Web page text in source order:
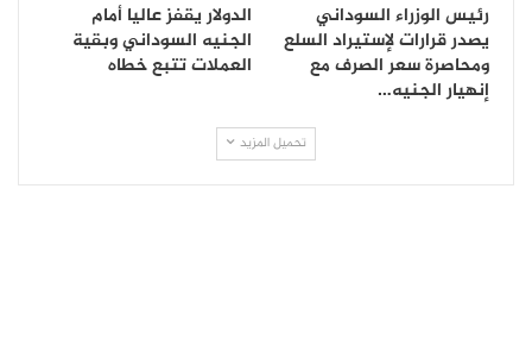
رئيس الوزراء السوداني
يصدر قرارات لإستيراد السلع
ومحاصرة سعر الصرف مع
إنهيار الجنيه…
الدولار يقفز عاليا أمام
الجنيه السوداني وبقية
العملات تتبع خطاه
تحميل المزيد